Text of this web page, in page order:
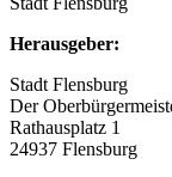
Herausgeber:
Stadt Flensburg
Der
Rathausplatz 1
24937 Flensburg